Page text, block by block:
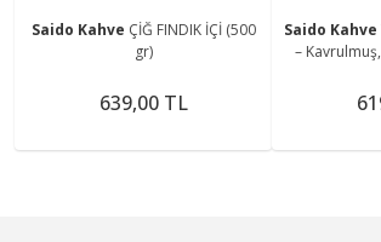
Saido Kahve ÇİĞ FINDIK İÇİ (500
gr)
639,00 TL
Saido Kahve
–